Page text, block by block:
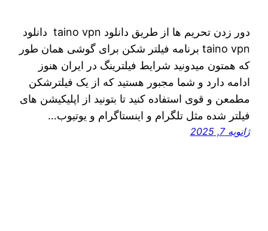
دور زدن تحریم ها از طریق دانلود taino vpn دانلود
taino vpn برنامه فیلتر شکن برای گوشی همان طور
که همتون میدونید شرایط فیلترینگ در ایران هنوز
ادامه دارد و شما مجبور هستید که از یک فیلترشکن
مطمعن و قوی استفاده کنید تا بتونید از اپلیکیشن های
فیلتر شده مثل تلگرام و اینستاگرام و یوتیوب…
ژانویه 7, 2025